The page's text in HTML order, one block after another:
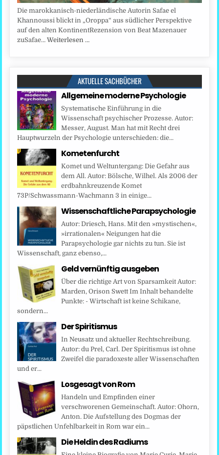
Die marokkanisch-niederländische Autorin Safae el
Khannoussi blickt in „Oroppa“ aus südlicher Perspektive
auf den alten KontinentRezension von Beat Mazenauer
zuSafae…Weiterlesen …
AKTUELLE SACHBÜCHER
Allgemeine moderne Psychologie
Systematische Einführung in die
Wissenschaft psychischer Prozesse. Autor:
Messer, August. Man hat mit Recht drei
Hauptwurzeln der Psychologie unterschieden: die...
Kometenfurcht
Komet und Weltuntergang: Die Gefahr aus
dem All. Autor: Bölsche, Wilhel. Als 2006 der
erdbahnkreuzende Komet
73P/Schwassmann-Wachmann 3 in einige...
Wissenschaftliche Parapsychologie
Autor: Driesch, Hans. Mit den »mystischen«,
»irrationalen« Neigungen hat die
Parapsychologie gar nichts zu tun. Sie ist
Wissenschaft, ganz ebenso,...
Geld vernünftig ausgeben
Über die richtige Art von Sparsamkeit Autor:
Marden, Orison Swett Im Inhalt behandelte
Punkte: - Wirtschaft ist keine Schikane,
sondern...
Der Spiritismus
In Neusatz und aktueller Rechtschreibung.
Autor: du Prel, Carl. Der Spiritismus ist ohne
Zweifel die paradoxeste aller Wissenschaften
und er...
Losgesagt von Rom
Handeln und Empfinden einer
verschworenen Gemeinschaft. Autor: Ohorn,
Anton. Die Aufstellung des Dogmas der
päpstlichen Unfehlbarkeit in Rom war ein...
Die Heldin des Radiums